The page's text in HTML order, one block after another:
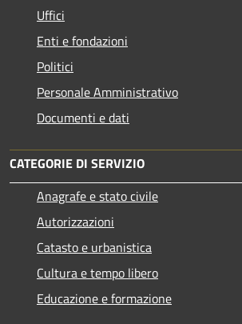
Uffici
Enti e fondazioni
Politici
Personale Amministrativo
Documenti e dati
CATEGORIE DI SERVIZIO
Anagrafe e stato civile
Autorizzazioni
Catasto e urbanistica
Cultura e tempo libero
Educazione e formazione